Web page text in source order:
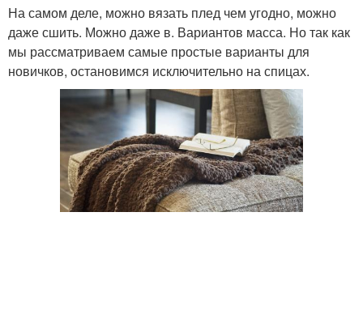
На самом деле, можно вязать плед чем угодно, можно
даже сшить. Можно даже в. Вариантов масса. Но так как
мы рассматриваем самые простые варианты для
новичков, остановимся исключительно на спицах.